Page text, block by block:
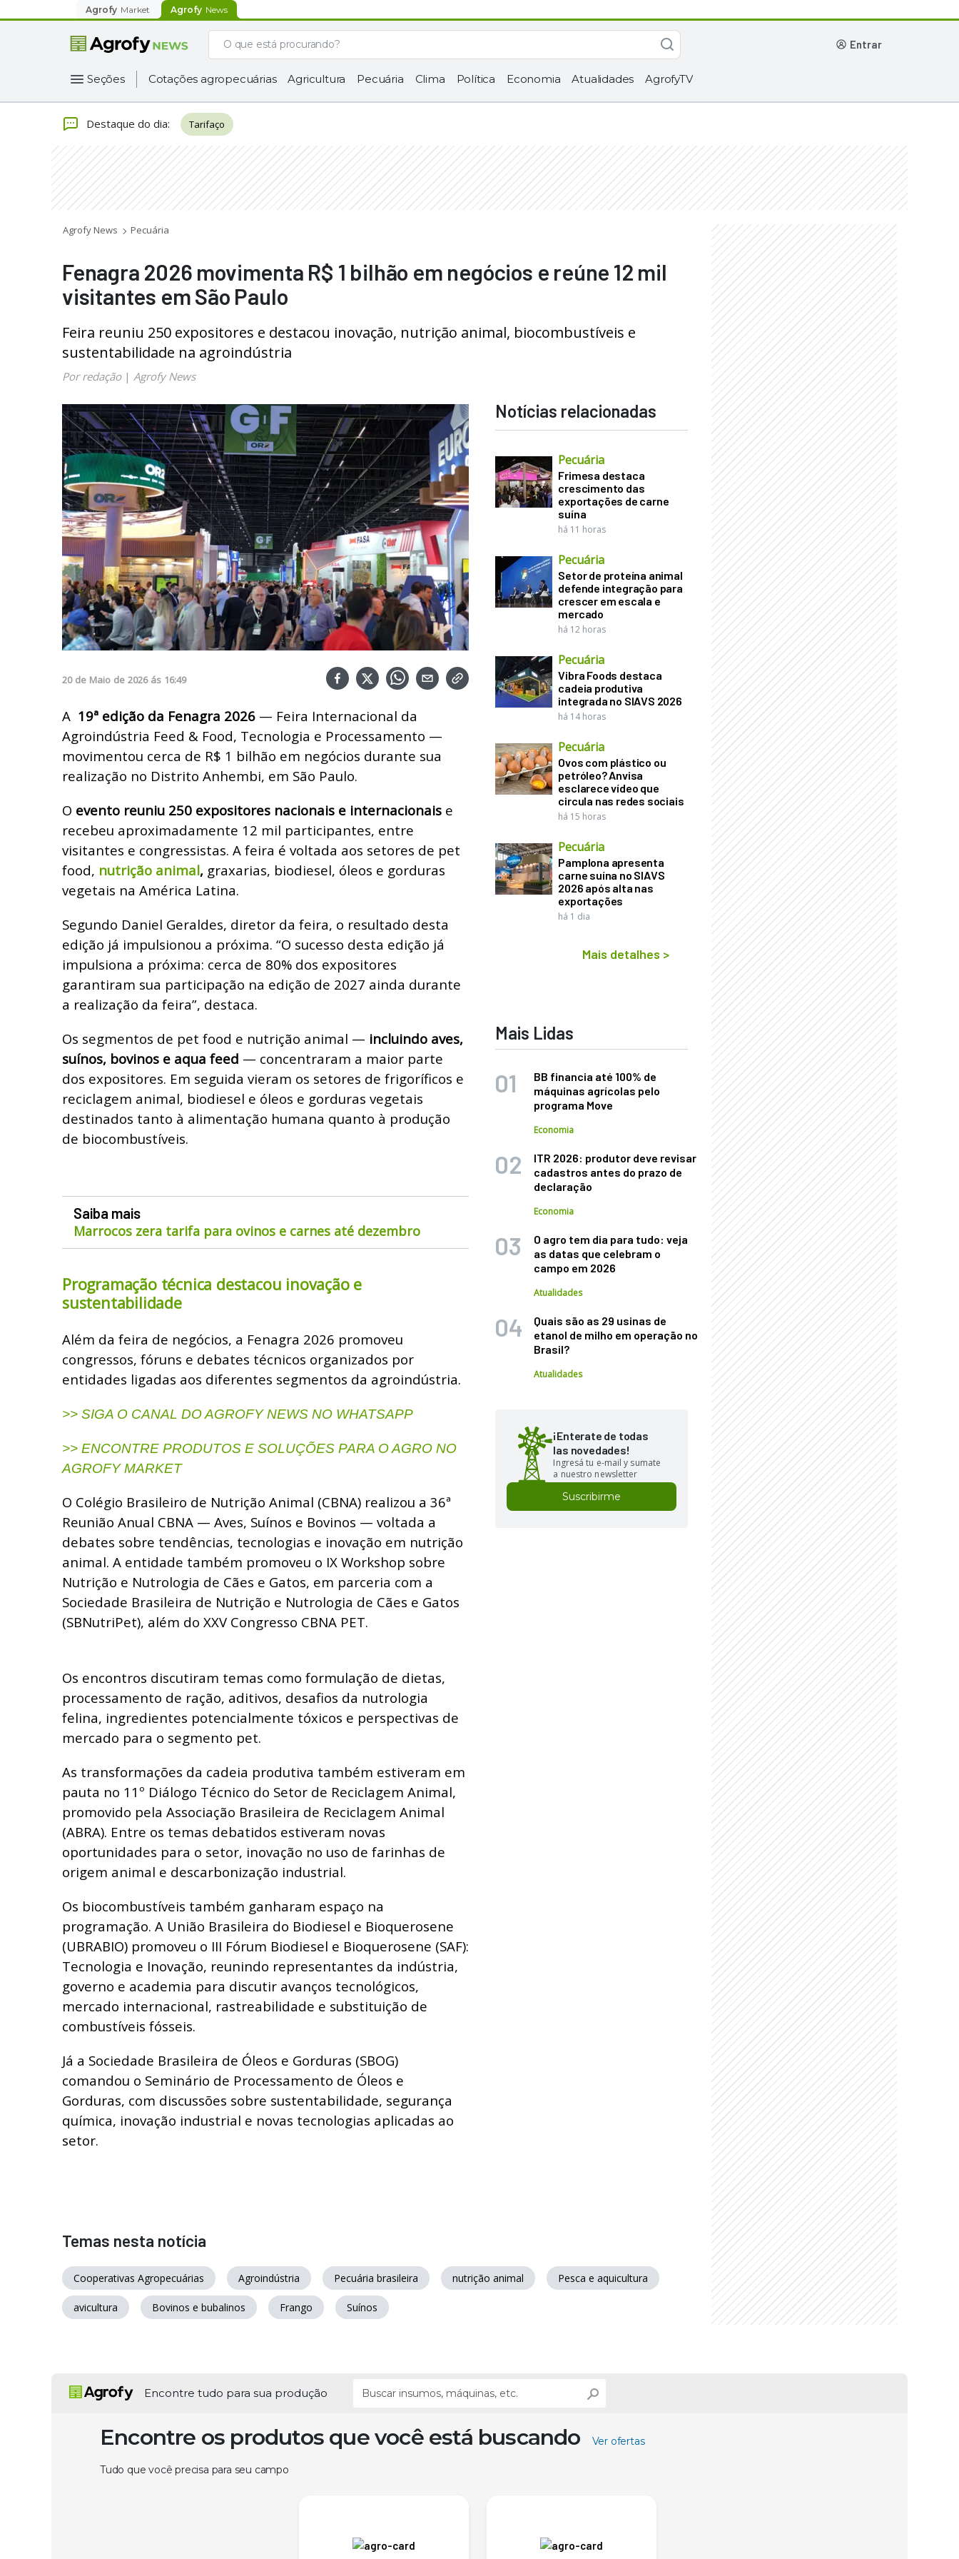
Agrofy Market Agrofy News
entrar
Seções Cotações agropecuárias Agricultura Pecuária Clima Política Economia Atualidades AgrofyTV
Destaque do dia: Tarifaço
Agrofy News Pecuária
Fenagra 2026 movimenta R$ 1 bilhão em negócios e reúne 12 mil
visitantes em São Paulo
Feira reuniu 250 expositores e destacou inovação, nutrição animal, biocombustíveis e
sustentabilidade na agroindústria
Por redação| Agrofy News
20 de Maio de 2026 ás 16:49
A 19ª edição da Fenagra 2026 — Feira Internacional da
Agroindústria Feed & Food, Tecnologia e Processamento —
movimentou cerca de R$ 1 bilhão em negócios durante sua
realização no Distrito Anhembi, em São Paulo.
O evento reuniu 250 expositores nacionais e internacionais e
recebeu aproximadamente 12 mil participantes, entre
visitantes e congressistas. A feira é voltada aos setores de pet
food, nutrição animal, graxarias, biodiesel, óleos e gorduras
vegetais na América Latina.
Segundo Daniel Geraldes, diretor da feira, o resultado desta
edição já impulsionou a próxima. “O sucesso desta edição já
impulsiona a próxima: cerca de 80% dos expositores
garantiram sua participação na edição de 2027 ainda durante
a realização da feira”, destaca.
Os segmentos de pet food e nutrição animal — incluindo aves,
suínos, bovinos e aqua feed — concentraram a maior parte
dos expositores. Em seguida vieram os setores de frigoríficos e
reciclagem animal, biodiesel e óleos e gorduras vegetais
destinados tanto à alimentação humana quanto à produção
de biocombustíveis.
Saiba mais
Marrocos zera tarifa para ovinos e carnes até dezembro
Programação técnica destacou inovação e
sustentabilidade
Além da feira de negócios, a Fenagra 2026 promoveu
congressos, fóruns e debates técnicos organizados por
entidades ligadas aos diferentes segmentos da agroindústria.
>> SIGA O CANAL DO AGROFY NEWS NO WHATSAPP
>> ENCONTRE PRODUTOS E SOLUÇÕES PARA O AGRO NO
AGROFY MARKET
O Colégio Brasileiro de Nutrição Animal (CBNA) realizou a 36ª
Reunião Anual CBNA — Aves, Suínos e Bovinos — voltada a
debates sobre tendências, tecnologias e inovação em nutrição
animal. A entidade também promoveu o IX Workshop sobre
Nutrição e Nutrologia de Cães e Gatos, em parceria com a
Sociedade Brasileira de Nutrição e Nutrologia de Cães e Gatos
(SBNutriPet), além do XXV Congresso CBNA PET.
Os encontros discutiram temas como formulação de dietas,
processamento de ração, aditivos, desafios da nutrologia
felina, ingredientes potencialmente tóxicos e perspectivas de
mercado para o segmento pet.
As transformações da cadeia produtiva também estiveram em
pauta no 11º Diálogo Técnico do Setor de Reciclagem Animal,
promovido pela Associação Brasileira de Reciclagem Animal
(ABRA). Entre os temas debatidos estiveram novas
oportunidades para o setor, inovação no uso de farinhas de
origem animal e descarbonização industrial.
Os biocombustíveis também ganharam espaço na
programação. A União Brasileira do Biodiesel e Bioquerosene
(UBRABIO) promoveu o III Fórum Biodiesel e Bioquerosene (SAF):
Tecnologia e Inovação, reunindo representantes da indústria,
governo e academia para discutir avanços tecnológicos,
mercado internacional, rastreabilidade e substituição de
combustíveis fósseis.
Já a Sociedade Brasileira de Óleos e Gorduras (SBOG)
comandou o Seminário de Processamento de Óleos e
Gorduras, com discussões sobre sustentabilidade, segurança
química, inovação industrial e novas tecnologias aplicadas ao
setor.
Notícias relacionadas
Pecuária
Frimesa destaca
crescimento das
exportações de carne
suína
há 11 horas
Pecuária
Setor de proteína animal
defende integração para
crescer em escala e
mercado
há 12 horas
Pecuária
Vibra Foods destaca
cadeia produtiva
integrada no SIAVS 2026
há 14 horas
Pecuária
Ovos com plástico ou
petróleo? Anvisa
esclarece vídeo que
circula nas redes sociais
há 15 horas
Pecuária
Pamplona apresenta
carne suína no SIAVS
2026 após alta nas
exportações
há 1 dia
Mais detalhes >
Mais Lidas
BB financia até 100% de
máquinas agrícolas pelo
programa Move
Economia
ITR 2026: produtor deve revisar
cadastros antes do prazo de
declaração
Economia
O agro tem dia para tudo: veja
as datas que celebram o
campo em 2026
Atualidades
Quais são as 29 usinas de
etanol de milho em operação no
Brasil?
Atualidades
¡Enterate de todas
las novedades!
Ingresá tu e-mail y sumate
a nuestro newsletter
Suscribirme
Temas nesta notícia
Cooperativas Agropecuárias Agroindústria Pecuária brasileira nutrição animal Pesca e aquicultura
avicultura Bovinos e bubalinos Frango Suínos
Encontre tudo para sua produção
Encontre os produtos que você está buscando Ver ofertas
Tudo que você precisa para seu campo